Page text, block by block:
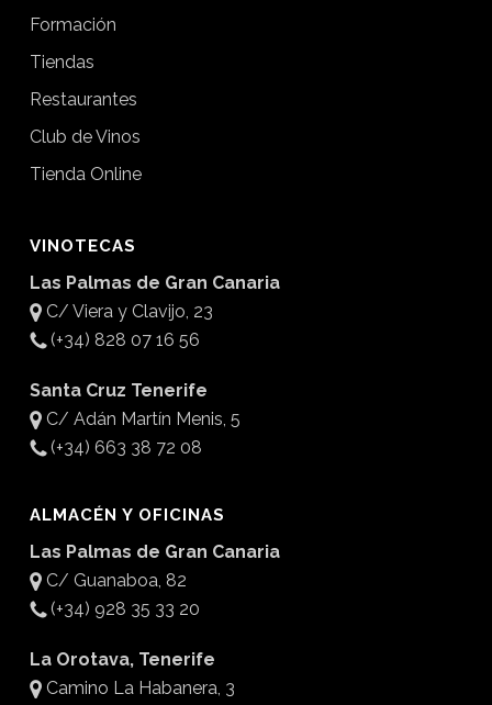
Formación
Tiendas
Restaurantes
Club de Vinos
Tienda Online
VINOTECAS
Las Palmas de Gran Canaria
C/ Viera y Clavijo, 23
(+34) 828 07 16 56
Santa Cruz Tenerife
C/ Adán Martín Menis, 5
(+34) 663 38 72 08
ALMACÉN Y OFICINAS
Las Palmas de Gran Canaria
C/ Guanaboa, 82
(+34) 928 35 33 20
La Orotava, Tenerife
Camino La Habanera, 3